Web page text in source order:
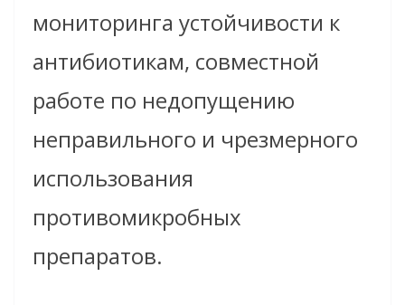
мониторинга устойчивости к
антибиотикам, совместной
работе по недопущению
неправильного и чрезмерного
использования
противомикробных
препаратов.